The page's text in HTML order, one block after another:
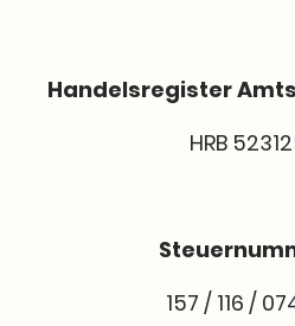
Handelsregister
HRB
157 / 116 /